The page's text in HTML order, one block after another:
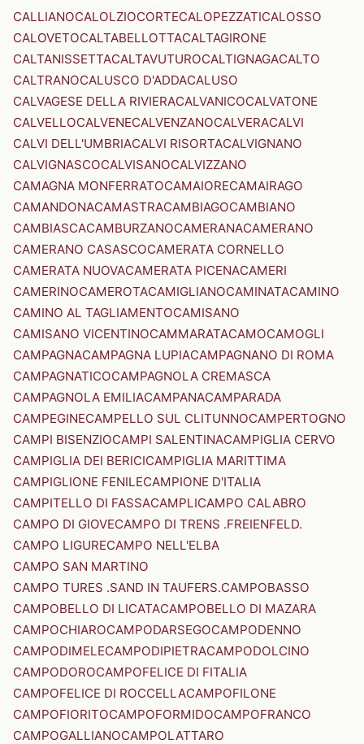
CALLIANOCALOLZIOCORTECALOPEZZATICALOSSO
CALOVETOCALTABELLOTTACALTAGIRONE
CALTANISSETTACALTAVUTUROCALTIGNAGACALTO
CALTRANOCALUSCO D'ADDACALUSO
CALVAGESE DELLA RIVIERACALVANICOCALVATONE
CALVELLOCALVENECALVENZANOCALVERACALVI
CALVI DELL'UMBRIACALVI RISORTACALVIGNANO
CALVIGNASCOCALVISANOCALVIZZANO
CAMAGNA MONFERRATOCAMAIORECAMAIRAGO
CAMANDONACAMASTRACAMBIAGOCAMBIANO
CAMBIASCACAMBURZANOCAMERANACAMERANO
CAMERANO CASASCOCAMERATA CORNELLO
CAMERATA NUOVACAMERATA PICENACAMERI
CAMERINOCAMEROTACAMIGLIANOCAMINATACAMINO
CAMINO AL TAGLIAMENTOCAMISANO
CAMISANO VICENTINOCAMMARATACAMOCAMOGLI
CAMPAGNACAMPAGNA LUPIACAMPAGNANO DI ROMA
CAMPAGNATICOCAMPAGNOLA CREMASCA
CAMPAGNOLA EMILIACAMPANACAMPARADA
CAMPEGINECAMPELLO SUL CLITUNNOCAMPERTOGNO
CAMPI BISENZIOCAMPI SALENTINACAMPIGLIA CERVO
CAMPIGLIA DEI BERICICAMPIGLIA MARITTIMA
CAMPIGLIONE FENILECAMPIONE D'ITALIA
CAMPITELLO DI FASSACAMPLICAMPO CALABRO
CAMPO DI GIOVECAMPO DI TRENS .FREIENFELD.
CAMPO LIGURECAMPO NELL'ELBA
CAMPO SAN MARTINO
CAMPO TURES .SAND IN TAUFERS.CAMPOBASSO
CAMPOBELLO DI LICATACAMPOBELLO DI MAZARA
CAMPOCHIAROCAMPODARSEGOCAMPODENNO
CAMPODIMELECAMPODIPIETRACAMPODOLCINO
CAMPODOROCAMPOFELICE DI FITALIA
CAMPOFELICE DI ROCCELLACAMPOFILONE
CAMPOFIORITOCAMPOFORMIDOCAMPOFRANCO
CAMPOGALLIANOCAMPOLATTARO